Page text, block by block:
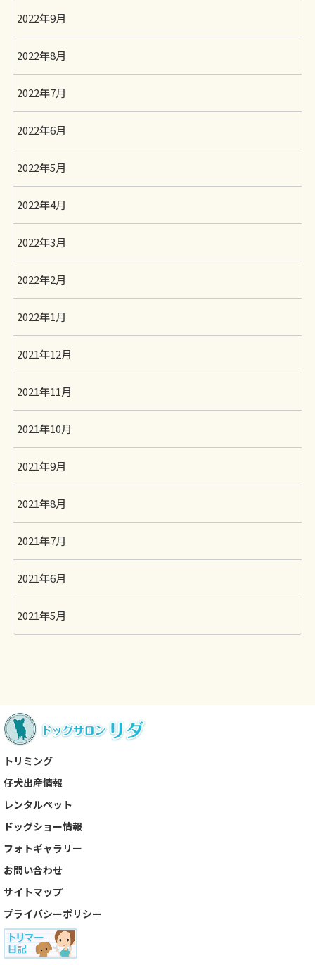
2022年9月
2022年8月
2022年7月
2022年6月
2022年5月
2022年4月
2022年3月
2022年2月
2022年1月
2021年12月
2021年11月
2021年10月
2021年9月
2021年8月
2021年7月
2021年6月
2021年5月
トリミング
仔犬出産情報
レンタルペット
ドッグショー情報
フォトギャラリー
お問い合わせ
サイトマップ
プライバシーポリシー